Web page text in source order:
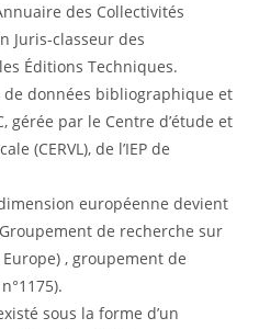
des Collectivités
Juris-classeur des
Éditions Techniques.
de données bibliographique et
gérée par le Centre d’étude et
(CERVL), de l’IEP de
européenne devient
de recherche sur
, groupement de
sous la forme d’un